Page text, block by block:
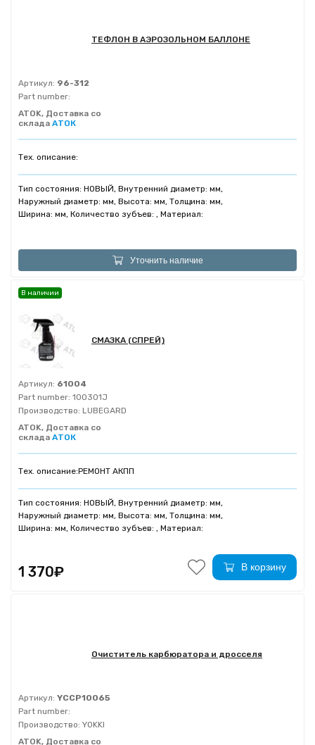
ТЕФЛОН В АЭРОЗОЛЬНОМ БАЛЛОНЕ
Артикул: 96-312
Part number:
ATOK, Доставка со
склада АТОК
Тех. описание:
Тип состояния: НОВЫЙ, Внутренний диаметр: мм,
Наружный диаметр: мм, Высота: мм, Толщина: мм,
Ширина: мм, Количество зубъев: , Материал:
Уточнить наличие
СМАЗКА (СПРЕЙ)
Артикул: 61004
Part number: 100301J
Производство: LUBEGARD
ATOK, Доставка со
склада АТОК
Тех. описание:РЕМОНТ АКПП
Тип состояния: НОВЫЙ, Внутренний диаметр: мм,
Наружный диаметр: мм, Высота: мм, Толщина: мм,
Ширина: мм, Количество зубъев: , Материал:
В наличии
1 370₽ В корзину
Очиститель карбюратора и дросселя
Артикул: YCCP10065
Part number:
Производство: YOKKI
ATOK, Доставка со